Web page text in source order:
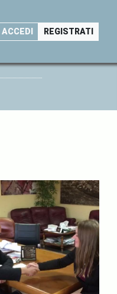
ACCEDI REGISTRATI